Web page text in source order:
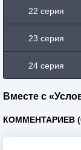
22 серия
23 серия
24 серия
Вместе с
КОММЕНТАРИЕВ